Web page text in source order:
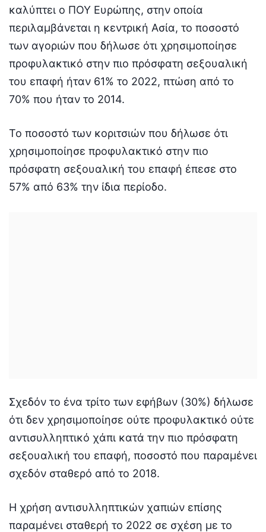
καλύπτει ο ΠΟΥ Ευρώπης, στην οποία
περιλαμβάνεται η κεντρική Ασία, το ποσοστό
των αγοριών που δήλωσε ότι χρησιμοποίησε
προφυλακτικό στην πιο πρόσφατη σεξουαλική
του επαφή ήταν 61% το 2022, πτώση από το
70% που ήταν το 2014.
Το ποσοστό των κοριτσιών που δήλωσε ότι
χρησιμοποίησε προφυλακτικό στην πιο
πρόσφατη σεξουαλική του επαφή έπεσε στο
57% από 63% την ίδια περίοδο.
Σχεδόν το ένα τρίτο των εφήβων (30%) δήλωσε
ότι δεν χρησιμοποίησε ούτε προφυλακτικό ούτε
αντισυλληπτικό χάπι κατά την πιο πρόσφατη
σεξουαλική του επαφή, ποσοστό που παραμένει
σχεδόν σταθερό από το 2018.
Η χρήση αντισυλληπτικών χαπιών επίσης
παραμένει σταθερή το 2022 σε σχέση με το